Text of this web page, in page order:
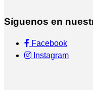
Síguenos en
Facebook
Instagram